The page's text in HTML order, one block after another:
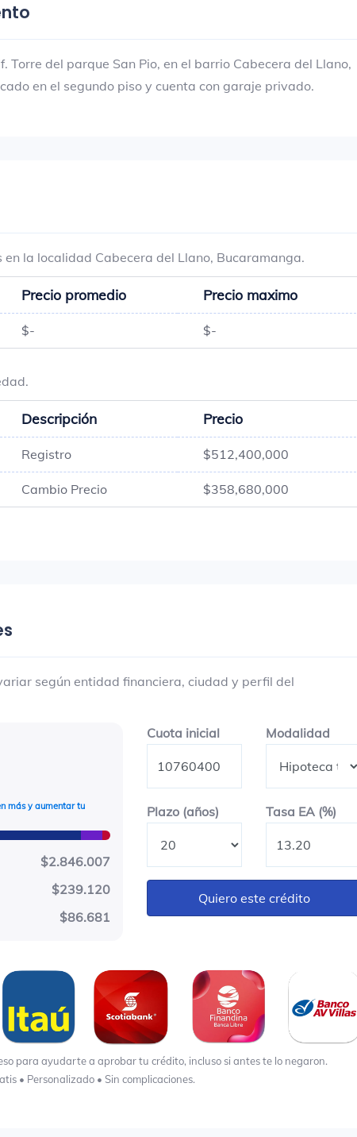
Torre del parque San Pio, en el barrio Cabecera del Llano,
en el segundo piso y cuenta con garaje privado.
la localidad Cabecera del Llano, Bucaramanga.
Precio promedio Precio maximo
$- $-
Descripción Precio
Registro $512,400,000
Cambio Precio $358,680,000
según entidad financiera, ciudad y perfil del
más y aumentar tu
$2.846.007
$239.120
$86.681
Cuota inicialCuota inicialModalidad
Plazo (años) Plazo en añosTasa EA (%)
Quiero este crédito
para ayudarte a aprobar tu crédito, incluso si antes te lo negaron.
• Personalizado • Sin complicaciones.